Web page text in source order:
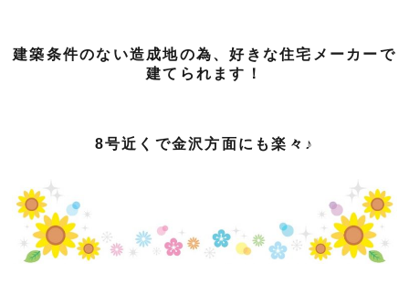
建築条件のない造成地の為、好きな住宅メーカーで
建てられます！
8号近くで金沢方面にも楽々♪